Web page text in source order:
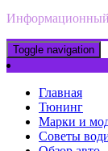
Toggle navigation
Главная
Тюнинг
Марки и
Советы